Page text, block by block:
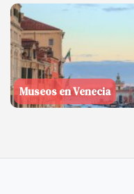
Museos en Venecia